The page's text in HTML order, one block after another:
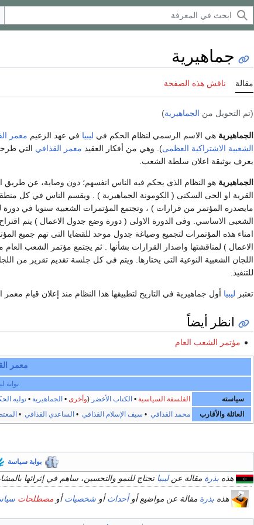
جماهيرية
مقالة ناقش هذه الصفحة
(تم التحويل من الجماهيرية)
الجماهيرية هي الاسم الرسمي لنظام الحكم في ليبيا في عهد الزعيم معمر
الشعبية الاشتراكية العظمى). وهي من أفكار العقيد معمر القذافي التي
يعرف بوثيقة اعلان سلطة الشعب.
الجماهيرية هو النظام الذى يحكم فيه الناس انفسهم؛ دون وصاية، عن طريق
القرية او الحى السكنى ( الكومونة الجماهيرية ) . ويقسم الناس في كل منطقة
مايصدره المؤتمر من قرارات ) ، وتجتمع المؤتمرات الشعبية سنويا في دورة
الشعبى الاساسي. وفى الدورة الاولى ( دورة وضع جدول الاعمال ) يتم
امناء هذه المؤتمرات لتجميع وصياغة جدول موحد للقضايا التى تهم جميع
الاعمال ) لمناقشتها واصدار القرارات بشأنها . ثم يجتمع مؤتمر الشعب
اللجان الشعبية النوعية التى يختارها. ويتم في كل جلسة تقديم تقرير من
للتنفيذ.
تعتبر ليبيا أول جماهيرية في التاريخ لتطبيقها هذا النظام منذ إعلان قيام معمر
انظر أيضاً
مؤتمر الشعب العام
معمر
بوابة
سياسته
الفلسفة السياسية • الكتاب الأخضر (وأخرى • الجماهيرية •توليه
العائلة والأقارب
محمد القذافي • سيف الإسلام القذافي • الساعدي القذافي •
بوابة سياسة
هذه بذرة مقالة عنليبيا تحتاج للنمو والتحسين، ساهم في إثرائها
هذه بذرة مقالة عن مواضيع أوأحداث أو شخصيات أو مصطلحات